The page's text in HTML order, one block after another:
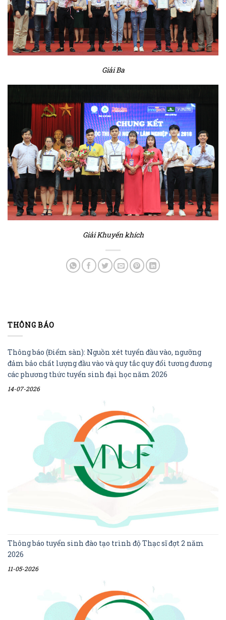
Giải Ba
Giải Khuyến khích
THÔNG BÁO
Thông báo (Điểm sàn): Nguồn xét tuyển đầu vào, ngưỡng
đảm bảo chất lượng đầu vào và quy tắc quy đổi tương đương
các phương thức tuyển sinh đại học năm 2026
14-07-2026
Thông báo tuyển sinh đào tạo trình độ Thạc sĩ đợt 2 năm
2026
11-05-2026